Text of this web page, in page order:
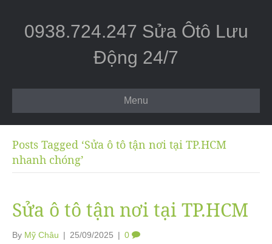
0938.724.247 Sửa Ôtô Lưu
Động 24/7
Menu
Posts Tagged ‘Sửa ô tô tận nơi tại TP.HCM
nhanh chóng’
Sửa ô tô tận nơi tại TP.HCM
By Mỹ Châu | 25/09/2025 | 0